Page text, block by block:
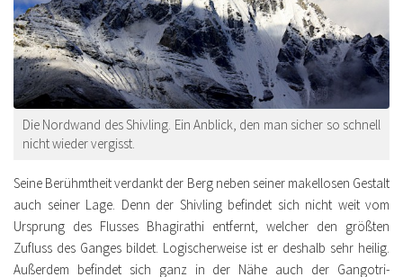
Die Nordwand des Shivling. Ein Anblick, den man sicher so schnell
nicht wieder vergisst.
Seine Berühmtheit verdankt der Berg neben seiner makellosen Gestalt
auch seiner Lage. Denn der Shivling befindet sich nicht weit vom
Ursprung des Flusses Bhagirathi entfernt, welcher den größten
Zufluss des Ganges bildet. Logischerweise ist er deshalb sehr heilig.
Außerdem befindet sich ganz in der Nähe auch der Gangotri-